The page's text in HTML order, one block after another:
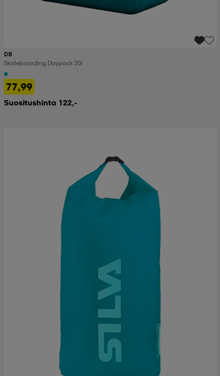
DB
Skateboarding Daypack 20l
77,99
Suositushinta 122,-